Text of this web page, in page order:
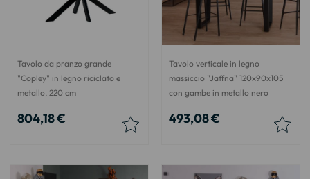
Tavolo da pranzo grande
"Copley" in legno riciclato e
metallo, 220 cm
804,18 €
Tavolo verticale in legno
massiccio "Jaffna" 120x90x105
con gambe in metallo nero
493,08 €